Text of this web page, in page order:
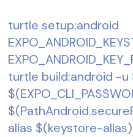
turtle setup:android
turtle build:android -u
alias $(keystore-